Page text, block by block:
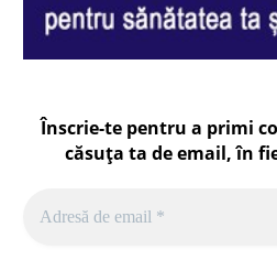
Înscrie-te pentru a primi
căsuța ta de email, în